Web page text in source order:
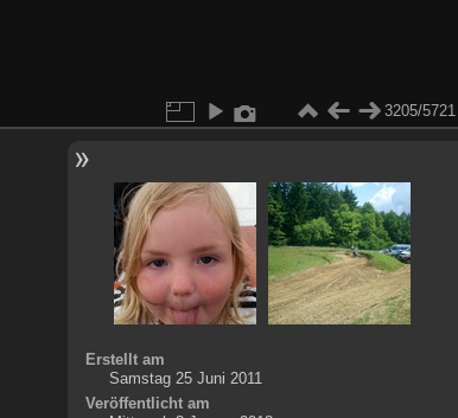
3205/5721
Erstellt am
Samstag 25 Juni 2011
Veröffentlicht am